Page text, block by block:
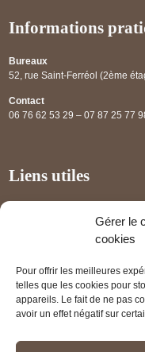
Gérer le
cookies
Pour offrir les meilleures
telles que les cookies pour
appareils. Le fait de ne pas
avoir un effet négatif sur
Informations
Bureaux
52, rue Saint-Ferréol (2ème
Contact
06 76 62 53 29 – 07 87 25 77
Liens utiles
Panorama des projets
Mentions légales
PRENDRE RENDEZ-